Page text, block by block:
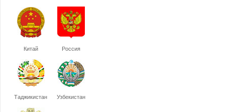
Китай Россия
Таджикистан Узбекистан